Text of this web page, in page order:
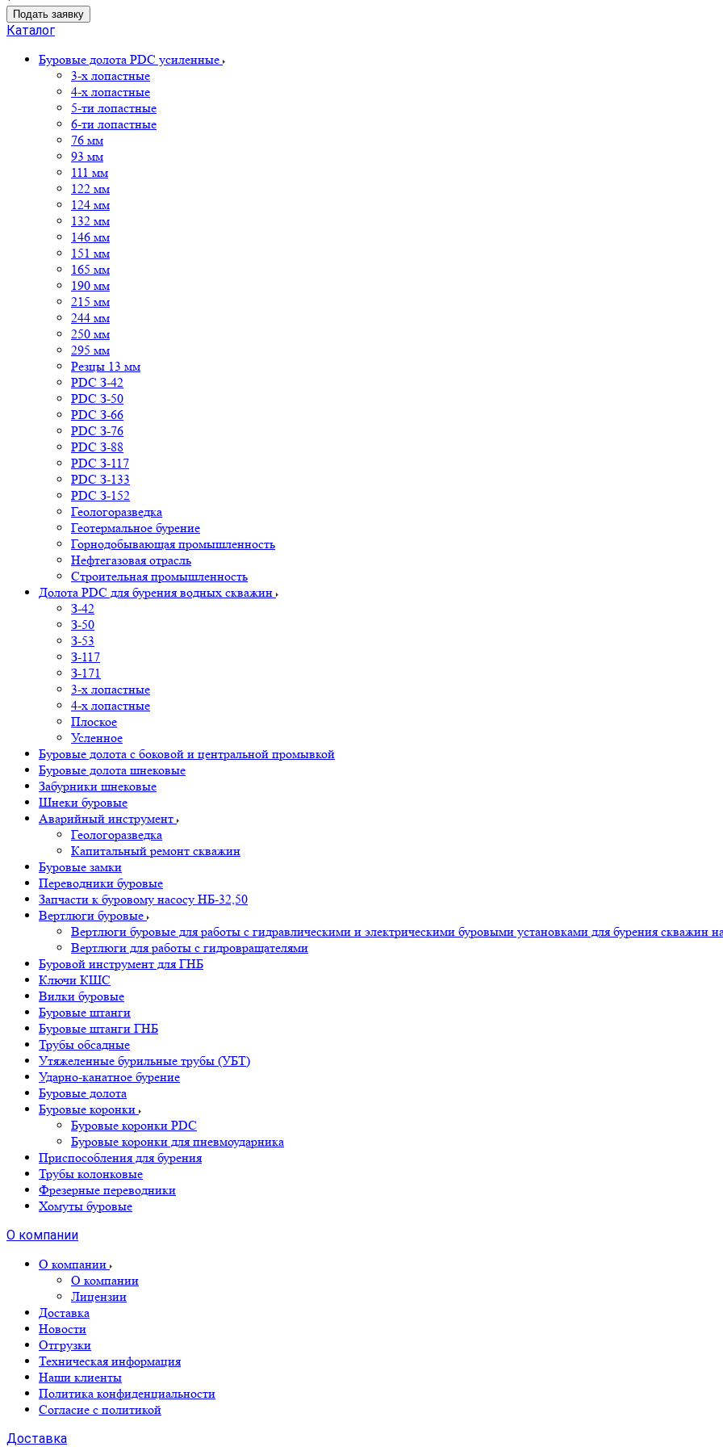
Подать заявку
Каталог
Буровые долота PDC усиленные
3-х лопастные
4-х лопастные
5-ти лопастные
6-ти лопастные
76 мм
93 мм
111 мм
122 мм
124 мм
132 мм
146 мм
151 мм
165 мм
190 мм
215 мм
244 мм
250 мм
295 мм
Резцы 13 мм
PDC З-42
PDC З-50
PDC З-66
PDC З-76
PDC З-88
PDC З-117
PDC З-133
PDC З-152
Геологоразведка
Геотермальное бурение
Горнодобывающая промышленность
Нефтегазовая отрасль
Строительная промышленность
Долота PDC для бурения водных скважин
З-42
З-50
З-53
З-117
З-171
3-х лопастные
4-х лопастные
Плоское
Усленное
Буровые долота с бoковой и центральной промывкой
Буровые долота шнековые
Забурники шнековые
Шнеки буровые
Аварийный инструмент
Геологоразведка
Капитальный ремонт скважин
Буровые замки
Переводники буровые
Запчасти к буровому насосу НБ-32,50
Вертлюги буровые
Вертлюги буровые для работы с гидравлическими и электрическими буровыми установками для бурения скважин
Вертлюги для работы с гидровращателями
Буровой инструмент для ГНБ
Ключи КШС
Вилки буровые
Буровые штанги
Буровые штанги ГНБ
Трубы обсадные
Утяжеленные бурильные трубы (УБТ)
Ударно-канатное бурение
Буровые долота
Буровые коронки
Буровые коронки PDC
Буровые коронки для пневмоударника
Приспособления для бурения
Трубы колонковые
Фрезерные переводники
Хомуты буровые
О компании
О компании
О компании
Лицензии
Доставка
Новости
Отгрузки
Техническая информация
Наши клиенты
Политика конфиденциальности
Согласие с политикой
Доставка